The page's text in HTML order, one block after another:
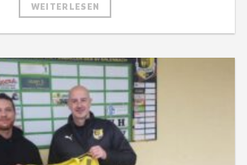
WEITERLESEN